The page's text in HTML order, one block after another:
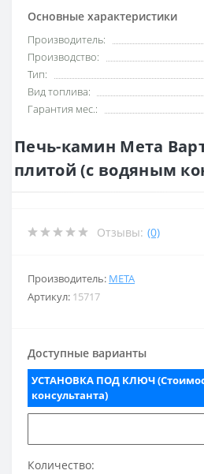
Основные характеристики
Производитель:
Производство:
Тип:
Вид топлива:
Гарантия мес.:
Печь-камин Мета
плитой (с водяным
Отзывы: (0)
Производитель: МЕТА
Артикул: 15717
Доступные варианты
УСТАНОВКА ПОД КЛЮЧ
консультанта)
Количество: